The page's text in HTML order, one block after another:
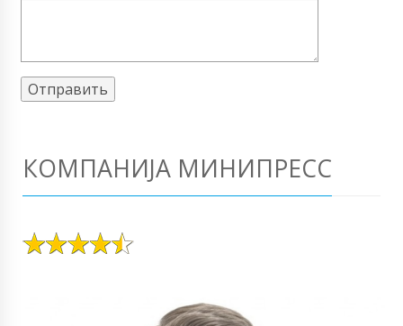
КОМПАНИЈА МИНИПРЕСС